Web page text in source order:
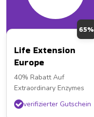
65%
Life Extension
Europe
40% Rabatt Auf
Extraordinary Enzymes
verifizierter Gutschein